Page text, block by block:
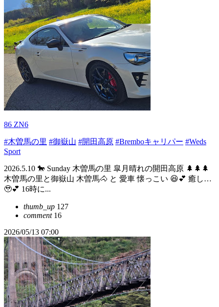
86 ZN6
#木曽馬の里 #御嶽山 #開田高原 #Bremboキャリパー #Weds
Sport
2026.5.10 🐎 Sunday 木曽馬の里 皐月晴れの開田高原 🌲🌲🌲
木曽馬の里と御嶽山 木曽馬🐴 と 愛車 懐っこい 😆💕 癒し…
🥹💕 16時に...
thumb_up 127
comment16
2026/05/13 07:00